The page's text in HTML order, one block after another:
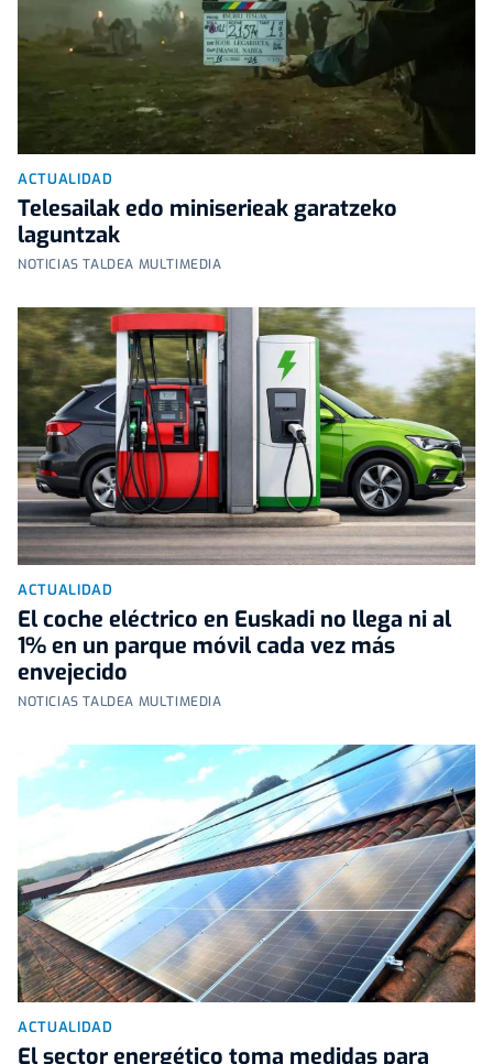
ACTUALIDAD
Telesailak edo miniserieak garatzeko
laguntzak
NOTICIAS TALDEA MULTIMEDIA
ACTUALIDAD
El coche eléctrico en Euskadi no llega ni al
1% en un parque móvil cada vez más
envejecido
NOTICIAS TALDEA MULTIMEDIA
ACTUALIDAD
El sector energético toma medidas para